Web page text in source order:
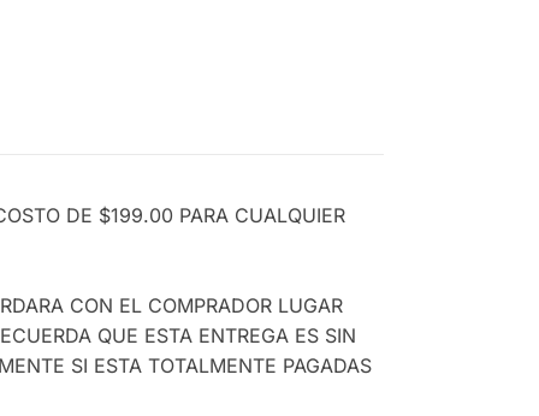
DE $199.00 PARA CUALQUIER
CON EL COMPRADOR LUGAR
QUE ESTA ENTREGA ES SIN
SI ESTA TOTALMENTE PAGADAS